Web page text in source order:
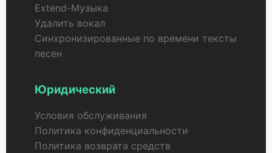
Extend-Музыка
Удалить вокал
Синхронизированные по времени тексты
песен
Юридический
Условия обслуживания
Политика конфиденциальности
Политика возврата средств